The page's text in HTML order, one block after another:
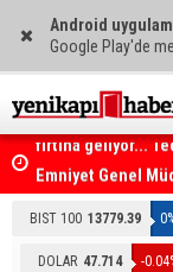
Android
Google Play'de
Emniyet Genel
BIST 100 13779.39
DOLAR 47.714 -